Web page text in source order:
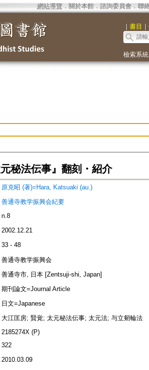
網站導覽 ． 關於本館． 諮詢委員會． 聯
｜ 書目 ｜
檢索系統
秘法伝事』翻刻・紹介
原克昭 (著)=Hara, Katsuaki (au.)
善通寺教学振興会紀要
n.8
2002.12.21
33 - 48
善通寺教学振興会
善通寺市, 日本 [Zentsuji-shi, Japan]
期刊論文=Journal Article
日文=Japanese
大江匡房; 賢覚; 太元秘法伝事; 太元法; 与立剱輪法
2185274X (P)
322
2010.03.09